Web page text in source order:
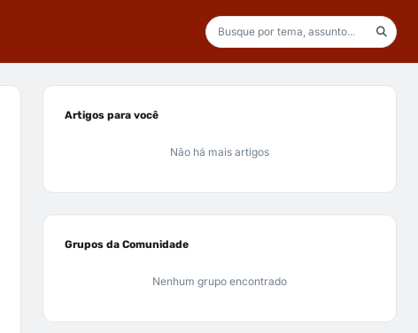
Artigos para você
Não há mais artigos
Grupos da Comunidade
Nenhum grupo encontrado